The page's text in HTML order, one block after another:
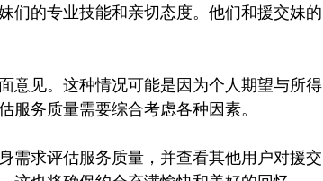
们的专业技能和亲切态度。他们和援交妹的
意见。这种情况可能是因为个人期望与所得
务质量需要综合考虑各种因素。
需求评估服务质量，并查看其他用户对援交